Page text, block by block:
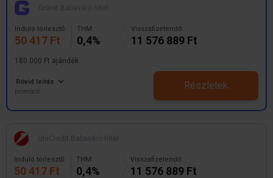
Induló törlesztő:
50 417 Ft
THM:
0,4%
Visszafizetendő:
11 576 889 Ft
180.000 Ft ajándék
Rövid leírás
promóció Részletek
Induló törlesztő:
50 417 Ft
THM:
0,4%
Visszafizetendő:
11 576 889 Ft